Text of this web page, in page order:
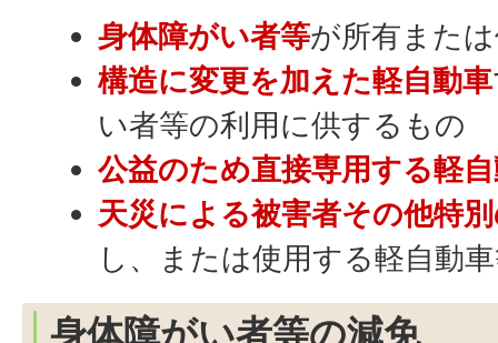
身体障がい者等が所有また
構造に変更を加えた軽自動車
い者等の利用に供するもの
公益のため直接専用する軽
天災による被害者その他特
し、または使用する軽自動
身体障がい者等の減免